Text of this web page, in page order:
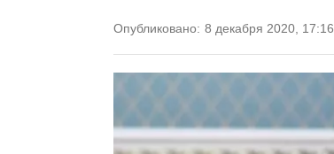
Опубликовано: 8 декабря 2020, 17:16